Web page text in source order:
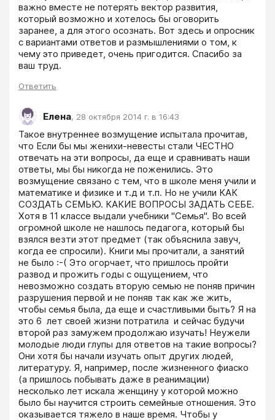
важно вместе не потерять вектор развития,
который возможно и хотелось бы оговорить
заранее, а для этого осознать. Вот здесь и опросник
с вариантами ответов и размышлениями о том, к
чему это приведет, очень пригодится. Спасибо за
ваш труд.
Ответить
Елена, 28 октября 2014 г. в 16:43
Такое внутреннее возмущение испытала прочитав,
что Если бы мы женихи-невесты стали ЧЕСТНО
отвечать на эти вопросы, да еще и сравнивать наши
ответы, мы бы никогда не поженились. Это
возмущение связано с тем, что в школе меня учили и
математике и физике и т.д и т.п. Но не учили КАК
СОЗДАТЬ СЕМЬЮ. КАКИЕ ВОПРОСЫ ЗАДАТЬ СЕБЕ.
Хотя в 11 классе выдали учебники "Семья". Во всей
огромной школе не нашлось педагога, который бы
взялся везти этот предмет (так объяснила завуч,
когда ее спросили). Книги мы прочитали, а занятий
не было :-( Это огорчает, что пришлось пройти
развод и прожить годы с ощущением, что
невозможно создать вторую семью не поняв причин
разрушения первой и не поняв так как же жить,
чтобы семья была, да еще и счастливыми быть? Я на
это 6  лет своей жизни потратила  и сейчас будучи
второй раз замужем продолжаю изучать! Неужели
молодые люди глупы для ответов на такие вопросы?
Они хотя бы начали изучать опыт других людей,
литературу. Я, например, после жизненного фиаско
(а пришлось побывать даже в реанимации)
несколько лет искала женщину у которой можно
было бы научится строить семейные отношения. Это
оказывается тяжело в наше время. Чтобы у